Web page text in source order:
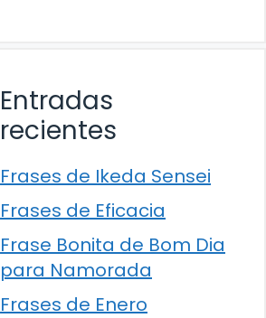
Entradas
recientes
Frases de Ikeda Sensei
Frases de Eficacia
Frase Bonita de Bom Dia
para Namorada
Frases de Enero